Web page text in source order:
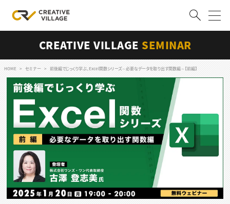
ログイン 会員登録
RECRUIT
クリエイター求人を探す
CREATIVE JOB求人検索
特集求人
採用説明会
転職支援サービス
CONTENTS
スキルアップしたい！
CREATIVE VILLAGE SEMINAR
HOME セミナー 前後編でじっくり学ぶ、Excel関数シリーズ～必要なデータを取り出す関数編～【前編】